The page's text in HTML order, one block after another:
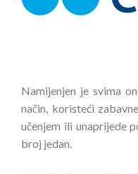
Namijenjen je svima
način, koristeći
učenjem ili unaprijede
broj jedan.